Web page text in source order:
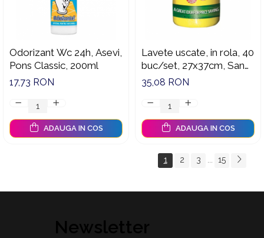
Odorizant Wc 24h, Asevi,
Pons Classic, 200ml
17,73 RON
ADAUGA IN COS
Lavete uscate, in rola, 40
buc/set, 27x37cm, Sano
Sushi Cloth Yellow
35,08 RON
ADAUGA IN COS
1 2 3 ... 15
Newsletter